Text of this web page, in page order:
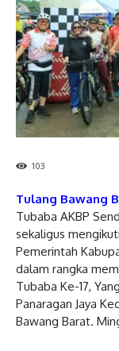
103
Tulang Bawang
Tubaba AKBP
sekaligus
Pemerintah
dalam rangka
Tubaba Ke-17,
Panaragan Jaya
Bawang Barat.